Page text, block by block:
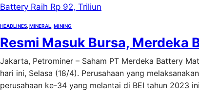
HEADLINES MINERAL MINING
Resmi Masuk Bursa, Merdeka
Jakarta, Petrominer – Saham PT Merdeka Battery
hari ini, Selasa (18/4). Perusahaan yang
perusahaan ke-34 yang melantai di BEI tahun 2023